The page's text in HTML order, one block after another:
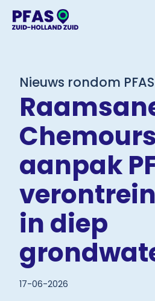
Nieuws rondom PFAS
aanpak
in diep
17-06-2026